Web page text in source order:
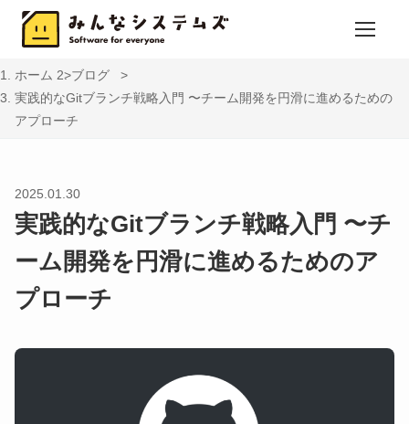
ホーム
ブログ
実践的なGitブランチ戦略入門 〜チーム開発を円滑に進めるための
アプローチ
2025.01.30
実践的なGitブランチ戦略入門 〜チ
ーム開発を円滑に進めるためのア
プローチ